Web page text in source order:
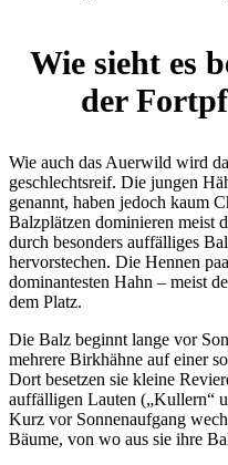
Wie sieht es
der
Wie auch das Auerwild wird
geschlechtsreif. Die jungen
genannt, haben jedoch kaum
Balzplätzen dominieren meist
durch besonders auffälliges
hervorstechen. Die Hennen
dominantesten Hahn – meist
dem Platz.
Die Balz beginnt lange vor
mehrere Birkhähne auf einer
Dort besetzen sie kleine
auffälligen Lauten („Kullern“
Kurz vor Sonnenaufgang
Bäume, von wo aus sie ihre